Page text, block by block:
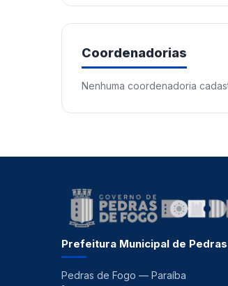
Coordenadorias
Nenhuma coordenadoria
Prefeitura Municipal de
Pedras de Fogo — Paraíba